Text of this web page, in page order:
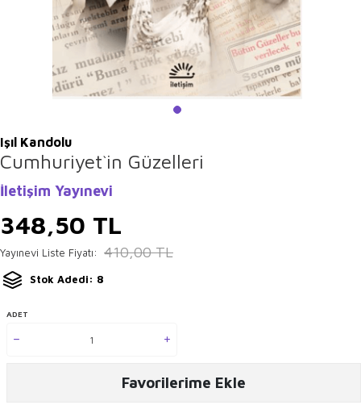
Işıl Kandolu
Cumhuriyet`in Güzelleri
İletişim Yayınevi
348,50 TL
Yayınevi Liste Fiyatı: 410,00TL
Stok Adedi: 8
ADET
Favorilerime Ekle